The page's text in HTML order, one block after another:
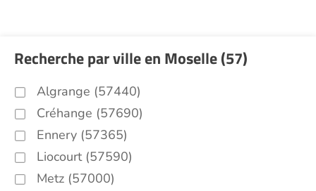
Recherche par ville en Moselle (57)
Algrange (57440)
Créhange (57690)
Ennery (57365)
Liocourt (57590)
Metz (57000)